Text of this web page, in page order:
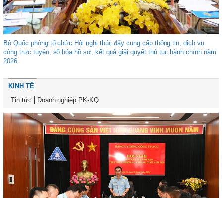
Bộ Quốc phòng tổ chức Hội nghị thúc đẩy cung cấp thông tin, dịch vụ
công trực tuyến, số hóa hồ sơ, kết quả giải quyết thủ tục hành chính năm
2026
KINH TẾ
Tin tức
Doanh nghiệp PK-KQ